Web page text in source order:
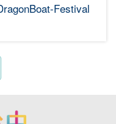
Festival